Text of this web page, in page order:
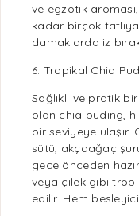
ve egzotik
kadar birçok
damaklarda iz
6. Tropikal Chia
Sağlıklı ve pratik bir
olan chia puding,
bir seviyeye ulaşır.
sütü, akçaağaç
gece önceden
veya çilekgibi
edilir. Hem